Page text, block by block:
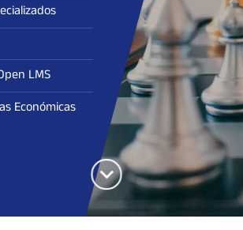
LMS
Económicas